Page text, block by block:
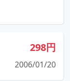
298円
2006/01/20